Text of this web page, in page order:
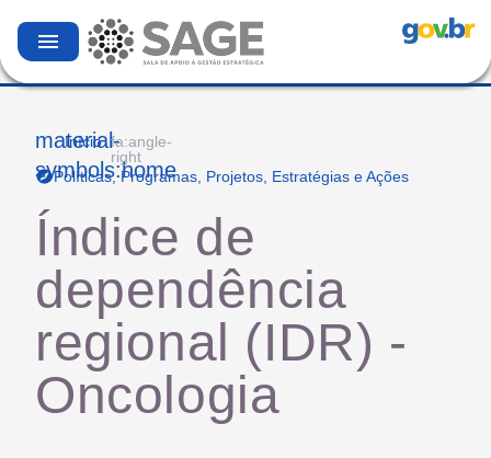
menu
material-
symbols:home
Início fa:angle-
right
Políticas, Programas, Projetos, Estratégias e Ações
Índice de
dependência
regional (IDR) -
Oncologia